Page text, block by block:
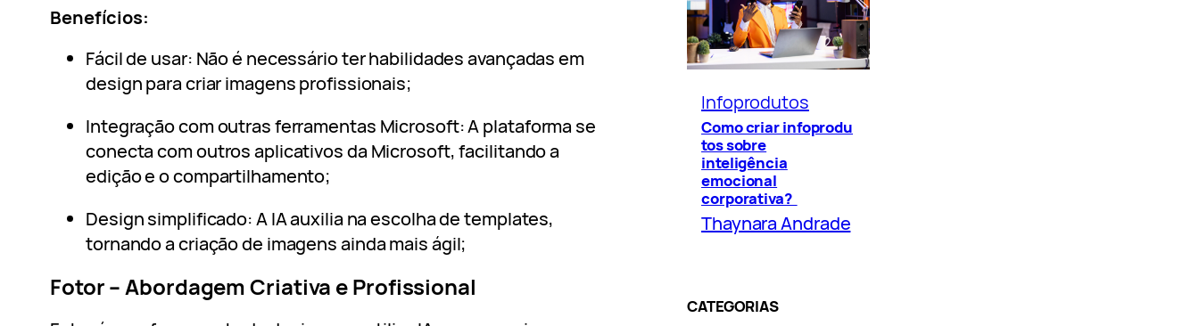
Benefícios:
Fácil de usar: Não é necessário ter habilidades avançadas em
design para criar imagens profissionais;
Integração com outras ferramentas Microsoft: A plataforma se
conecta com outros aplicativos da Microsoft, facilitando a
edição e o compartilhamento;
Design simplificado: A IA auxilia na escolha de templates,
tornando a criação de imagens ainda mais ágil;
Fotor – Abordagem Criativa e Profissional
Infoprodutos
Como criar infoprodu
tos sobre
inteligência
emocional
corporativa?
Thaynara Andrade
CATEGORIAS